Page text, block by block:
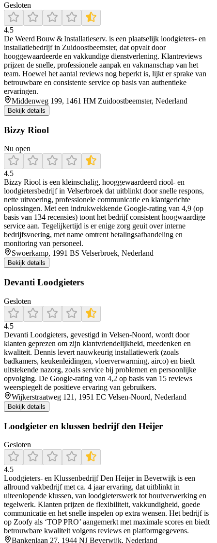
Gesloten
4.5
De Weerd Bouw & Installatieserv. is een plaatselijk loodgieters- en
installatiebedrijf in Zuidoostbeemster, dat opvalt door
hooggewaardeerde en vakkundige dienstverlening. Klantreviews
prijzen de snelle, professionele aanpak en vakmanschap van het
team. Hoewel het aantal reviews nog beperkt is, lijkt er sprake van
betrouwbare en consistente service op basis van authentieke
ervaringen.
Middenweg 199, 1461 HM Zuidoostbeemster, Nederland
Bekijk details
Bizzy Riool
Nu open
4.5
Bizzy Riool is een kleinschalig, hooggewaardeerd riool- en
loodgietersbedrijf in Velserbroek dat uitblinkt door snelle respons,
nette uitvoering, professionele communicatie en klantgerichte
oplossingen. Met een indrukwekkende Google-rating van 4,9 (op
basis van 134 recensies) toont het bedrijf consistent hoogwaardige
service aan. Tegelijkertijd is er enige zorg geuit over interne
bedrijfsvoering, met name omtrent betalingsafhandeling en
monitoring van personeel.
Swoerkamp, 1991 BS Velserbroek, Nederland
Bekijk details
Devanti Loodgieters
Gesloten
4.5
Devanti Loodgieters, gevestigd in Velsen‑Noord, wordt door
klanten geprezen om zijn klantvriendelijkheid, meedenken en
kwaliteit. Dennis levert nauwkeurig installatiewerk (zoals
badkamers, keukenleidingen, vloerverwarming, airco) en biedt
uitstekende nazorg, zoals service bij problemen en persoonlijke
opvolging. De Google‑rating van 4,2 op basis van 15 reviews
weerspiegelt de positieve ervaring van gebruikers.
Wijkerstraatweg 121, 1951 EC Velsen-Noord, Nederland
Bekijk details
Loodgieter en klussen bedrijf den Heijer
Gesloten
4.5
Loodgieters- en Klussenbedrijf Den Heijer in Beverwijk is een
allround vakbedrijf met ca. 4 jaar ervaring, dat uitblinkt in
uiteenlopende klussen, van loodgieterswerk tot houtverwerking en
tegelwerk. Klanten prijzen de flexibiliteit, vakkundigheid, goede
communicatie en het snelle inspelen op extra wensen. Het bedrijf is
op Zoofy als ‘TOP PRO’ aangemerkt met maximale scores en biedt
betrouwbare kwaliteit volgens reviews en platformgegevens.
Bankenlaan 27, 1944 NJ Beverwijk, Nederland